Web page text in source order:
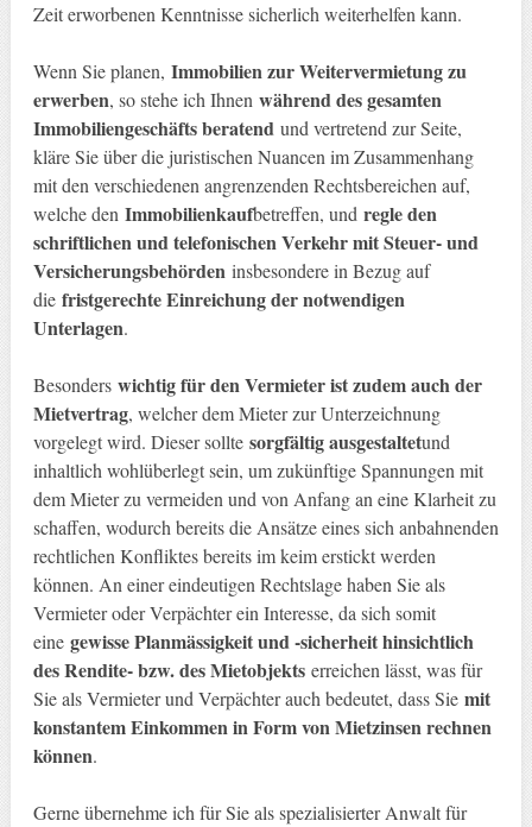
Zeit erworbenen Kenntnisse sicherlich weiterhelfen kann.
Wenn Sie planen, Immobilien zur Weitervermietung zu
erwerben, so stehe ich Ihnen während des gesamten
Immobiliengeschäfts beratendund vertretend zur Seite,
kläre Sie über die juristischen Nuancen im Zusammenhang
mit den verschiedenen angrenzenden Rechtsbereichen auf,
welche den Immobilienkaufbetreffen, undregle den
schriftlichen und telefonischen Verkehr mit Steuer- und
Versicherungsbehördeninsbesondere in Bezug auf
die fristgerechte Einreichung der notwendigen
Unterlagen.
Besonders wichtig für den Vermieter ist zudem auch der
Mietvertrag, welcher dem Mieter zur Unterzeichnung
vorgelegt wird. Dieser sollte sorgfältig ausgestaltetund
inhaltlich wohlüberlegt sein, um zukünftige Spannungen mit
dem Mieter zu vermeiden und von Anfang an eine Klarheit zu
schaffen, wodurch bereits die Ansätze eines sich anbahnenden
rechtlichen Konfliktes bereits im keim erstickt werden
können. An einer eindeutigen Rechtslage haben Sie als
Vermieter oder Verpächter ein Interesse, da sich somit
eine gewisse Planmässigkeit und -sicherheit hinsichtlich
des Rendite- bzw. des Mietobjektserreichen lässt, was für
Sie als Vermieter und Verpächter auch bedeutet, dass Sie mit
konstantem Einkommen in Form von Mietzinsen rechnen
können.
Gerne übernehme ich für Sie als spezialisierter Anwalt für